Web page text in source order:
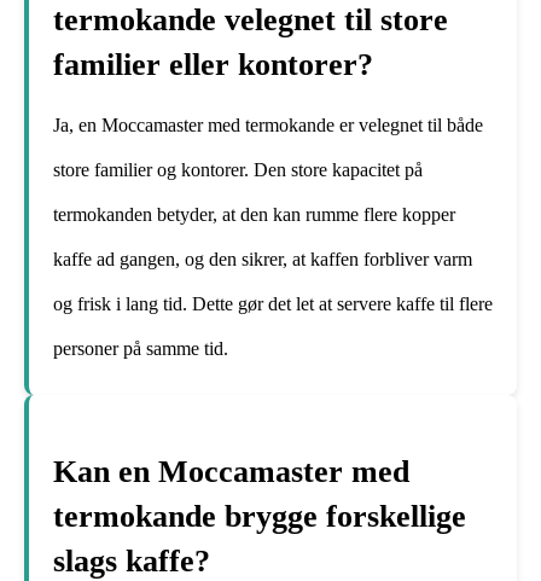
termokande velegnet til store
familier eller kontorer?
Ja, en Moccamaster med termokande er velegnet til både
store familier og kontorer. Den store kapacitet på
termokanden betyder, at den kan rumme flere kopper
kaffe ad gangen, og den sikrer, at kaffen forbliver varm
og frisk i lang tid. Dette gør det let at servere kaffe til flere
personer på samme tid.
Kan en Moccamaster med
termokande brygge forskellige
slags kaffe?